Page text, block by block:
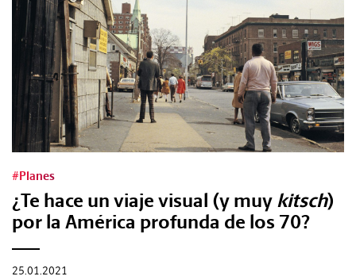
#Planes
¿Te hace un viaje visual (y muykitsch)
por la América profunda de los 70?
25.01.2021